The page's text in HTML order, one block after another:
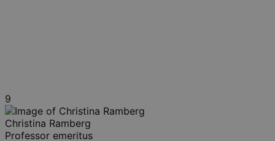
9
Christina Ramberg
Professor emeritus